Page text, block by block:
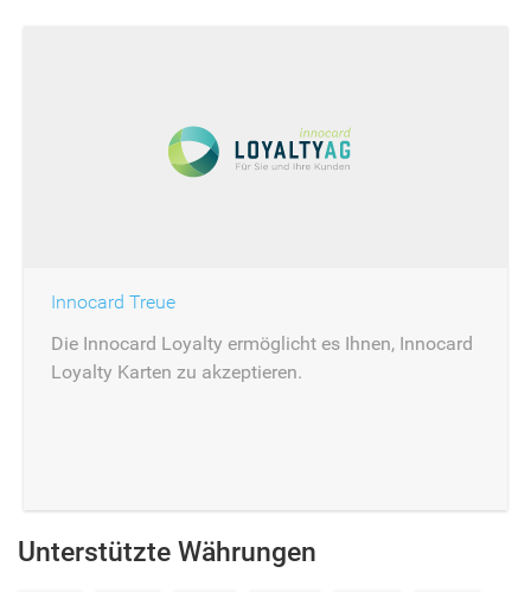
Innocard Treue
Die Innocard Loyalty ermöglicht es Ihnen, Innocard
Loyalty Karten zu akzeptieren.
Unterstützte Währungen